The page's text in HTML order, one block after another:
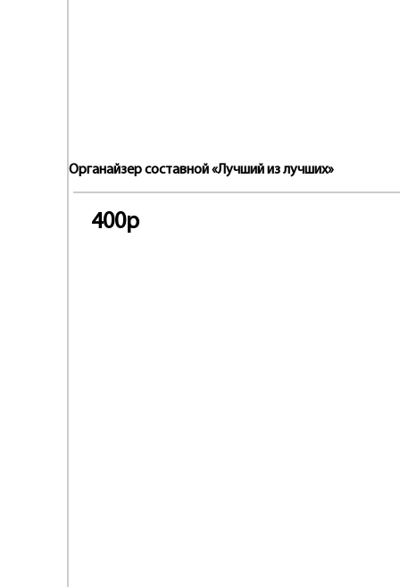
Органайзер составной «Лучший из лучших»
400р